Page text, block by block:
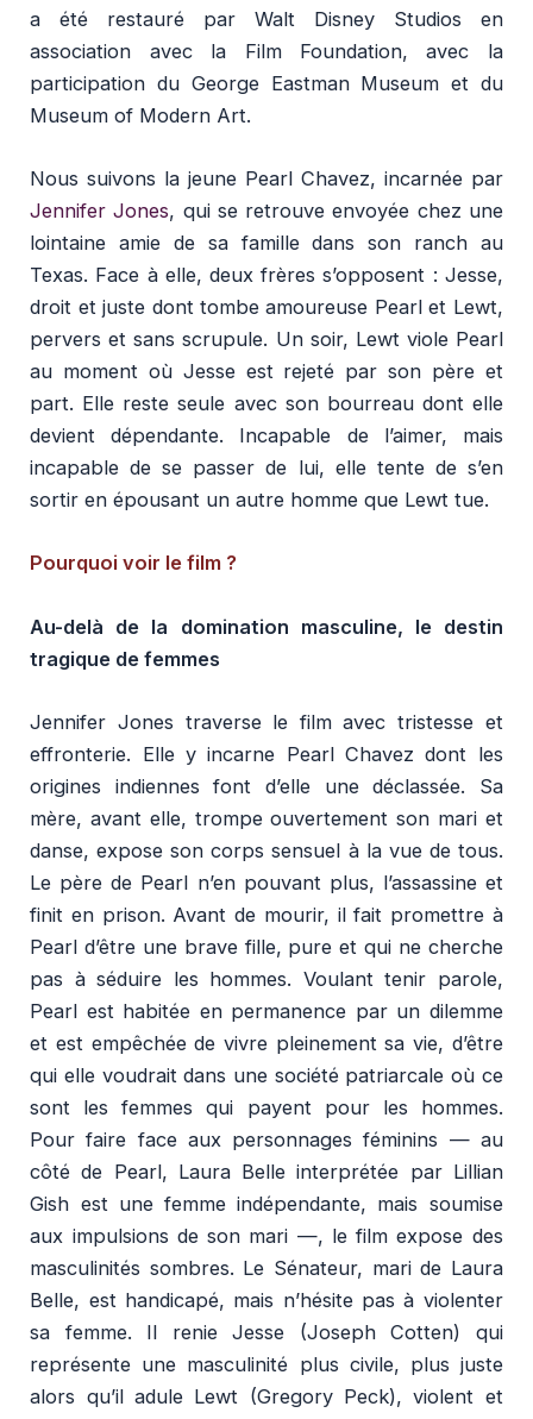
a été restauré par Walt Disney Studios en
association avec la Film Foundation, avec la
participation du George Eastman Museum et du
Museum of Modern Art.
Nous suivons la jeune Pearl Chavez, incarnée par
Jennifer Jones, qui se retrouve envoyée chez une
lointaine amie de sa famille dans son ranch au
Texas. Face à elle, deux frères s’opposent : Jesse,
droit et juste dont tombe amoureuse Pearl et Lewt,
pervers et sans scrupule. Un soir, Lewt viole Pearl
au moment où Jesse est rejeté par son père et
part. Elle reste seule avec son bourreau dont elle
devient dépendante. Incapable de l’aimer, mais
incapable de se passer de lui, elle tente de s’en
sortir en épousant un autre homme que Lewt tue.
Pourquoi voir le film ?
Au-delà de la domination masculine, le destin
tragique de femmes
Jennifer Jones traverse le film avec tristesse et
effronterie. Elle y incarne Pearl Chavez dont les
origines indiennes font d’elle une déclassée. Sa
mère, avant elle, trompe ouvertement son mari et
danse, expose son corps sensuel à la vue de tous.
Le père de Pearl n’en pouvant plus, l’assassine et
finit en prison. Avant de mourir, il fait promettre à
Pearl d’être une brave fille, pure et qui ne cherche
pas à séduire les hommes. Voulant tenir parole,
Pearl est habitée en permanence par un dilemme
et est empêchée de vivre pleinement sa vie, d’être
qui elle voudrait dans une société patriarcale où ce
sont les femmes qui payent pour les hommes.
Pour faire face aux personnages féminins — au
côté de Pearl, Laura Belle interprétée par Lillian
Gish est une femme indépendante, mais soumise
aux impulsions de son mari —, le film expose des
masculinités sombres. Le Sénateur, mari de Laura
Belle, est handicapé, mais n’hésite pas à violenter
sa femme. Il renie Jesse (Joseph Cotten) qui
représente une masculinité plus civile, plus juste
alors qu’il adule Lewt (Gregory Peck), violent et